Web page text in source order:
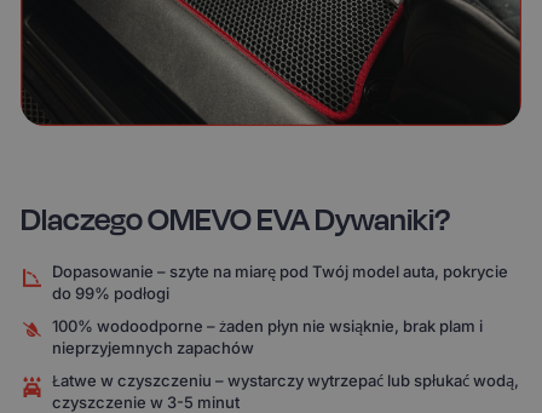
Dlaczego OMEVO EVA Dywaniki?
Dopasowanie – szyte na miarę pod Twój model auta, pokrycie
do 99% podłogi
100% wodoodporne – żaden płyn nie wsiąknie, brak plam i
nieprzyjemnych zapachów
Łatwe w czyszczeniu – wystarczy wytrzepać lub spłukać wodą,
czyszczenie w 3-5 minut